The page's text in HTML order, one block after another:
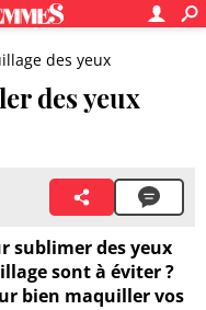
des yeux
des yeux
sublimer des yeux
sont à éviter ?
bien maquiller vos